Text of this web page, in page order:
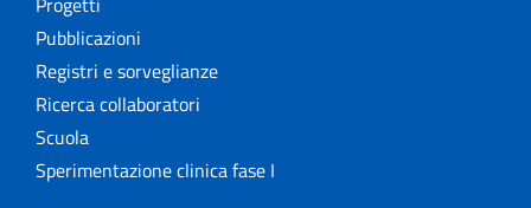
Pubblicazioni
Registri e sorveglianze
Ricerca collaboratori
Scuola
Sperimentazione clinica fase I